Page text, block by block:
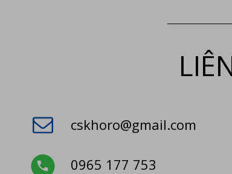
cskhoro@gmail.com
0965 177 753